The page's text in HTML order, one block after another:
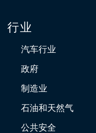
行业
汽车行业
政府
制造业
石油和天然气
公共安全